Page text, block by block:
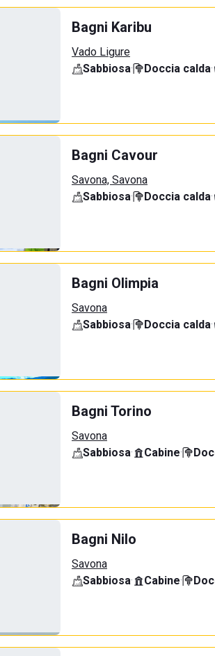
Bagni Karibu
Vado Ligure
Sabbiosa· Doccia calda·
Bagni Cavour
Savona, Savona
Sabbiosa· Doccia calda·
Bagni Olimpia
Savona
Sabbiosa· Doccia calda·
Bagni Torino
Savona
Sabbiosa· Cabine·
Bagni Nilo
Savona
Sabbiosa· Cabine·